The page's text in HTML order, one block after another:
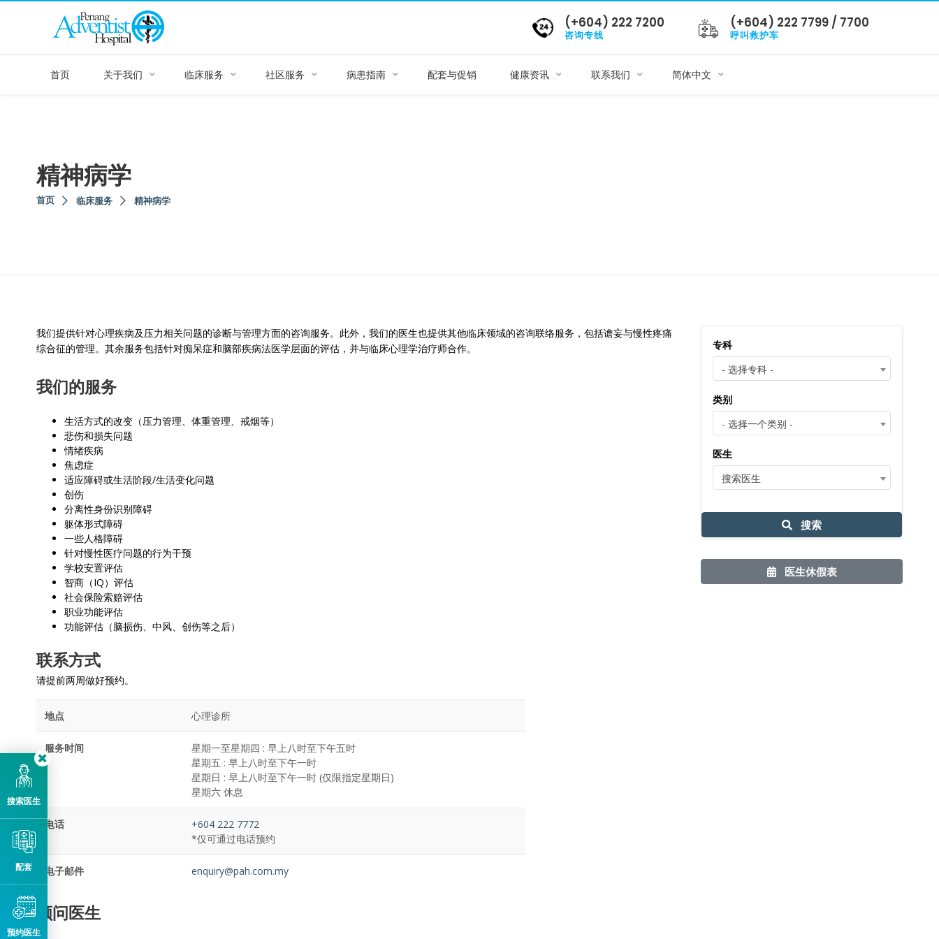
(+604) 222 7200
咨询专线
(+604) 222 7799 / 7700
呼叫救护车
首页 关于我们 临床服务 社区服务 病患指南 配套与促销 健康资讯 联系我们 简体中文
精神病学
首页 临床服务 精神病学
我们提供针对心理疾病及压力相关问题的诊断与管理方面的咨询服务。此外，我们的医生也提供其他临床领域的咨询联络服务，包括谵妄与慢性疼痛
综合征的管理。其余服务包括针对痴呆症和脑部疾病法医学层面的评估，并与临床心理学治疗师合作。
我们的服务
生活方式的改变（压力管理、体重管理、戒烟等）
悲伤和损失问题
情绪疾病
焦虑症
适应障碍或生活阶段/生活变化问题
创伤
分离性身份识别障碍
躯体形式障碍
一些人格障碍
针对慢性医疗问题的行为干预
学校安置评估
智商（IQ）评估
社会保险索赔评估
职业功能评估
功能评估（脑损伤、中风、创伤等之后）
联系方式
请提前两周做好预约。
地点 心理诊所
服务时间
星期一至星期四 : 早上八时至下午五时
星期五 : 早上八时至下午一时
星期日 : 早上八时至下午一时 (仅限指定星期日)
星期六 休息
电话
+604 222 7772
*仅可通过电话预约
电子邮件 enquiry@pah.com.my
顾问医生
专科
- 选择专科 -
类别
- 选择一个类别 -
医生
搜索医生
搜索
医生休假表
搜索医生
配套
预约医生